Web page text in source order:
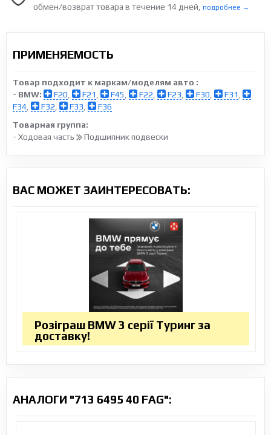
обмен/возврат товара в течение 14 дней,
подробнее →
ПРИМЕНЯЕМОСТЬ
Товар подходит к маркам/моделям авто :
- BMW: F20 F21 F45 F22 F23 F30 F31
F34
F32 F33
F36
Товарная группа:
- Ходовая часть
Подшипник подвески
ВАС МОЖЕТ ЗАИНТЕРЕСОВАТЬ:
Розіграш BMW 3 серії Туринг за
доставку!
АНАЛОГИ "713 6495 40 FAG":